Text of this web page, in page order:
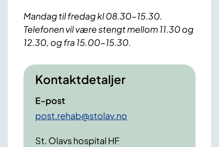
Mandag til fredag kl 08.30-15.30.
Telefonen vil være stengt mellom 11.30 og
12.30, og fra 15.00-15.30.
Kontaktdetaljer
E-post
post.rehab@stolav.no
St. Olavs hospital HF